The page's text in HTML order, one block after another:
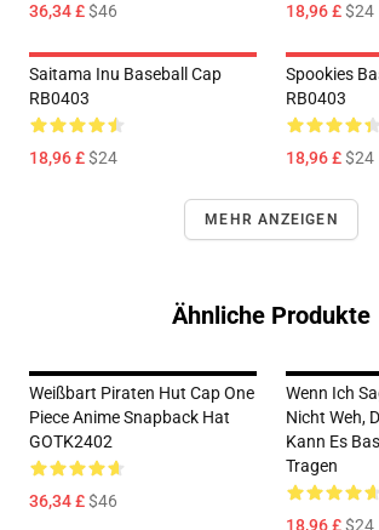
36,34 £$46 18,96 £$24
Saitama Inu Baseball Cap
RB0403
18,96 £$24
Spookies
RB0403
18,96 £$24
MEHR ANZEIGEN
Ähnliche Produkte
Weißbart Piraten Hut Cap One
Piece Anime Snapback Hat
GOTK2402
36,34 £$46
Wenn Ich
Nicht Weh,
Kann Es
Tragen
18,96 £$24